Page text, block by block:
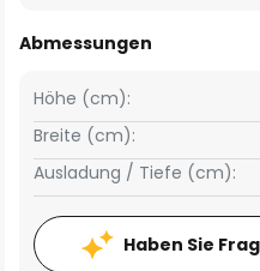
Abmessungen
Breite (cm):
Höhe (cm):
Ausladung / Tiefe (cm):
Haben Sie